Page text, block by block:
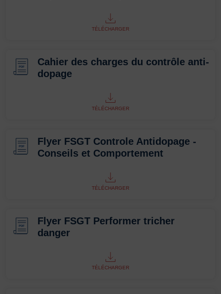
TÉLÉCHARGER
PDF
Cahier des charges du contrôle anti-
dopage
TÉLÉCHARGER
PDF
Flyer FSGT Controle Antidopage -
Conseils et Comportement
TÉLÉCHARGER
PDF
Flyer FSGT Performer tricher
danger
TÉLÉCHARGER